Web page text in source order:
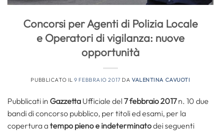
Concorsi per Agenti di Polizia Locale
e Operatori di vigilanza: nuove
opportunità
PUBBLICATO IL9 FEBBRAIO 2017 DA VALENTINA CAVUOTI
Pubblicati in Gazzetta Ufficiale del7 febbraio 2017n. 10 due
bandi di concorso pubblico, per titoli ed esami, per la
copertura atempo pieno e indeterminatodei seguenti